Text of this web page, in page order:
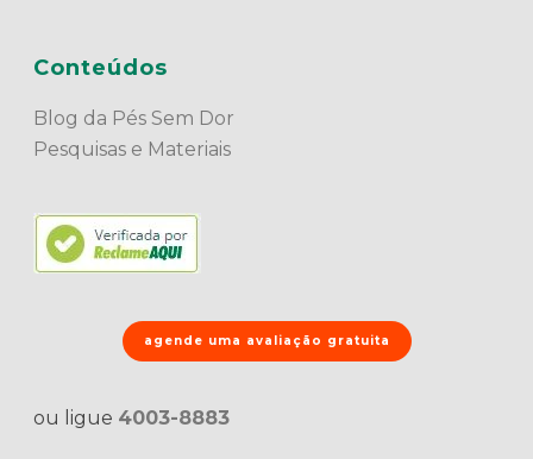
Conteúdos
Blog da Pés Sem Dor
Pesquisas e Materiais
agende uma avaliação gratuita
ou ligue 4003-8883